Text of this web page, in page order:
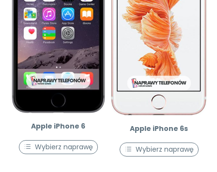
Apple iPhone 6
Wybierz naprawę
Apple iPhone 6s
Wybierz naprawę